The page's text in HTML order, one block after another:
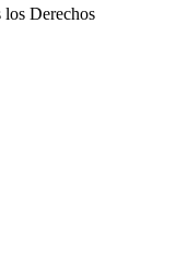
Derechos